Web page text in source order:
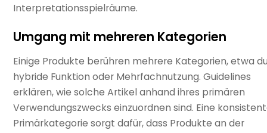
Interpretationsspielräume.
Umgang mit mehreren Kategorien
Einige Produkte berühren mehrere Kategorien, etwa
hybride Funktion oder Mehrfachnutzung. Guidelines
erklären, wie solche Artikel anhand ihres primären
Verwendungszwecks einzuordnen sind. Eine
Primärkategorie sorgt dafür, dass Produkte an der